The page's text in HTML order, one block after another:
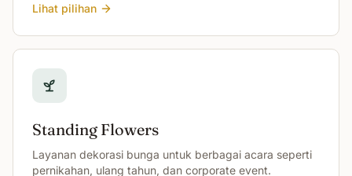
Lihat pilihan
Standing Flowers
Layanan dekorasi bunga untuk berbagai acara seperti
pernikahan, ulang tahun, dan corporate event.